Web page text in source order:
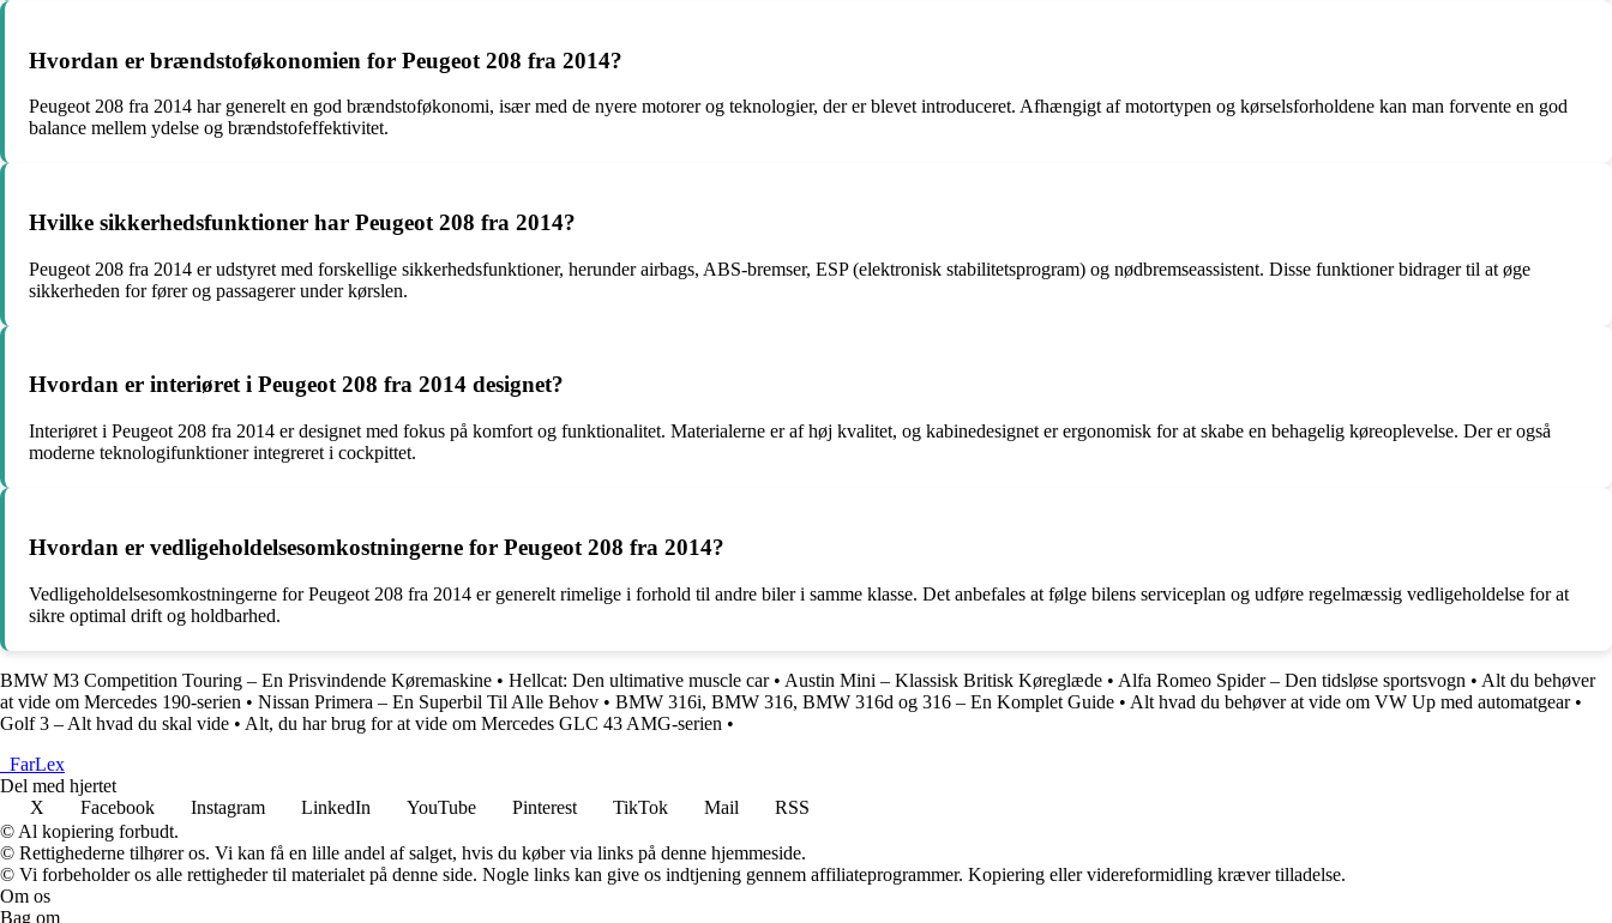
Hvordan er brændstoføkonomien for Peugeot 208 fra 2014?
Peugeot 208 fra 2014 har generelt en god brændstoføkonomi, især med de nyere motorer og teknologier, der er blevet introduceret. Afhængigt af motortypen og kørselsforholdene kan man forvente en god
balance mellem ydelse og brændstofeffektivitet.
Hvilke sikkerhedsfunktioner har Peugeot 208 fra 2014?
Peugeot 208 fra 2014 er udstyret med forskellige sikkerhedsfunktioner, herunder airbags, ABS-bremser, ESP (elektronisk stabilitetsprogram) og nødbremseassistent. Disse funktioner bidrager til at øge
sikkerheden for fører og passagerer under kørslen.
Hvordan er interiøret i Peugeot 208 fra 2014 designet?
Interiøret i Peugeot 208 fra 2014 er designet med fokus på komfort og funktionalitet. Materialerne er af høj kvalitet, og kabinedesignet er ergonomisk for at skabe en behagelig køreoplevelse. Der er også
moderne teknologifunktioner integreret i cockpittet.
Hvordan er vedligeholdelsesomkostningerne for Peugeot 208 fra 2014?
Vedligeholdelsesomkostningerne for Peugeot 208 fra 2014 er generelt rimelige i forhold til andre biler i samme klasse. Det anbefales at følge bilens serviceplan og udføre regelmæssig vedligeholdelse for at
sikre optimal drift og holdbarhed.
BMW M3 Competition Touring – En Prisvindende Køremaskine • Hellcat: Den ultimative muscle car• Austin Mini – Klassisk Britisk Køreglæde • Alfa Romeo Spider – Den tidsløse sportsvogn • Alt du behøver
at vide om Mercedes 190-serien • Nissan Primera – En Superbil Til Alle Behov • BMW 316i, BMW 316, BMW 316d og 316 – En Komplet Guide • Alt hvad du behøver at vide om VW Up med automatgear•
Golf 3 – Alt hvad du skal vide • Alt, du har brug for at vide om Mercedes GLC 43 AMG-serien •
FarLex
Del med hjertet
X
Facebook Instagram LinkedIn YouTube Pinterest TikTok Mail
RSS
© Al kopiering forbudt.
© Rettighederne tilhører os. Vi kan få en lille andel af salget, hvis du køber via links på denne hjemmeside.
© Vi forbeholder os alle rettigheder til materialet på denne side. Nogle links kan give os indtjening gennem affiliateprogrammer. Kopiering eller videreformidling kræver tilladelse.
Om os
Bag om